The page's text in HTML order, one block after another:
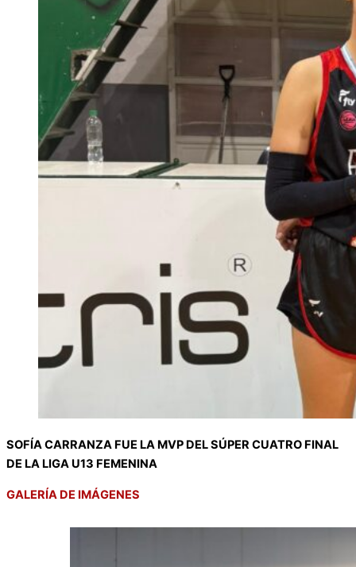
SOFÍA CARRANZA FUE LA MVP DEL SÚPER CUATRO FINAL
DE LA LIGA U13 FEMENINA
GALERÍA DE IMÁGENES